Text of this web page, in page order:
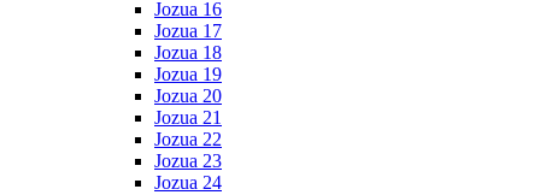
Jozua 16
Jozua 17
Jozua 18
Jozua 19
Jozua 20
Jozua 21
Jozua 22
Jozua 23
Jozua 24